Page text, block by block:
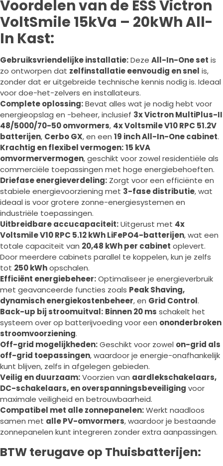
Voordelen van de ESS Victron
VoltSmile 15kVa – 20kWh All-
In Kast:
Gebruiksvriendelijke installatie:Deze All-In-One set is
zo ontworpen dat zelfinstallatie eenvoudig en snel is,
zonder dat er uitgebreide technische kennis nodig is. Ideaal
voor doe-het-zelvers en installateurs.
Complete oplossing:Bevat alles wat je nodig hebt voor
energieopslag en -beheer, inclusief 3x Victron MultiPlus-II
48/5000/70-50 omvormers, 4x Voltsmile V10 RPC 51.2V
batterijen, Cerbo GX, en een 19 inch All-In-One cabinet.
Krachtig en flexibel vermogen:15 kVA
omvormervermogen, geschikt voor zowel residentiële als
commerciële toepassingen met hoge energiebehoeften.
Driefase energieverdeling: Zorgt voor een efficiënte en
stabiele energievoorziening met 3-fase distributie, wat
ideaal is voor grotere zonne-energiesystemen en
industriële toepassingen.
Uitbreidbare accucapaciteit:Uitgerust met 4x
Voltsmile V10 RPC 5.12 kWh LiFePO4-batterijen, wat een
totale capaciteit van 20,48 kWh per cabinet oplevert.
Door meerdere cabinets parallel te koppelen, kun je zelfs
tot 250 kWhopschalen.
Efficiënt energiebeheer:Optimaliseer je energieverbruik
met geavanceerde functies zoals Peak Shaving,
dynamisch energiekostenbeheer, en Grid Control.
Back-up bij stroomuitval: Binnen 20 ms schakelt het
systeem over op batterijvoeding voor een ononderbroken
stroomvoorziening.
Off-grid mogelijkheden:Geschikt voor zowel on-grid als
off-grid toepassingen, waardoor je energie-onafhankelijk
kunt blijven, zelfs in afgelegen gebieden.
Veilig en duurzaam:Voorzien van aardlekschakelaars,
DC-schakelaars, en overspanningsbeveiliging voor
maximale veiligheid en betrouwbaarheid.
Compatibel met alle zonnepanelen:Werkt naadloos
samen met alle PV-omvormers, waardoor je bestaande
zonnepanelen kunt integreren zonder extra aanpassingen.
BTW terugave op Thuisbatterijen: